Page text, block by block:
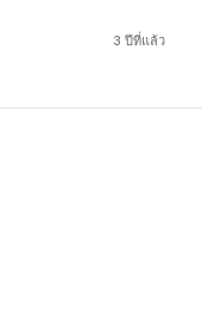
3 ปีที่แล้ว